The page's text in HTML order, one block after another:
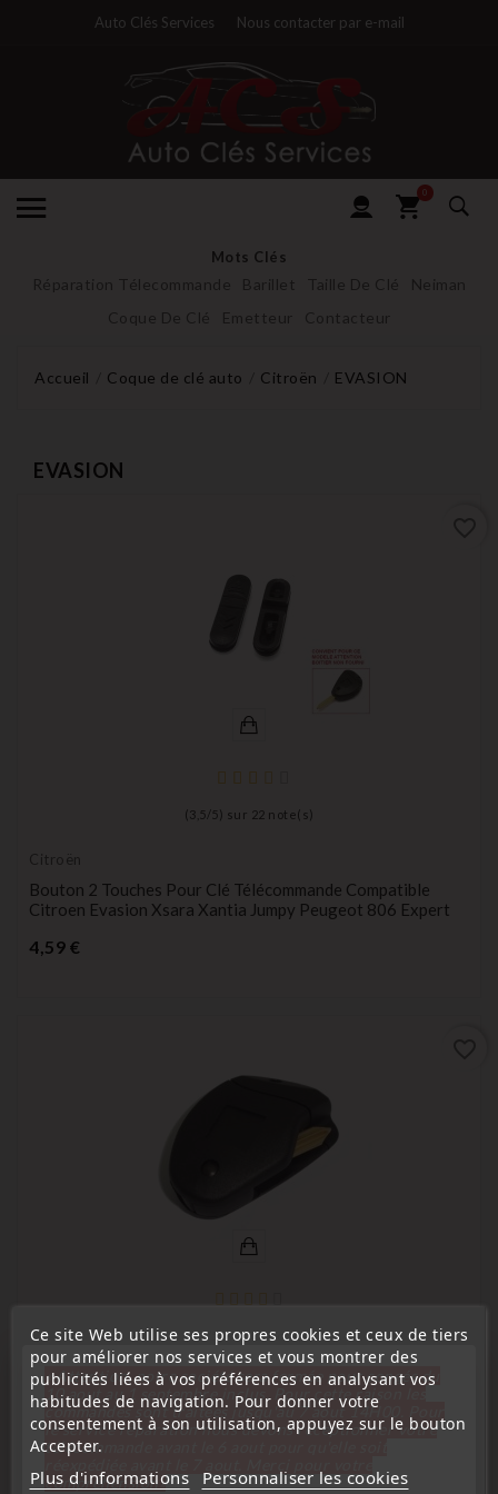
Auto Clés Services Nous contacter par e-mail
0
Mots Clés
Réparation Télecommande Barillet Taille De Clé
Neiman
Coque De Clé
Emetteur Contacteur
Accueil Coque de clé auto Citroën EVASION
EVASION
( 3,5 / 5) sur 22 note(s)
Citroën
Bouton 2 Touches Pour Clé Télécommande Compatible
Citroen Evasion Xsara Xantia Jumpy Peugeot 806 Expert
4,59 €
(4,1/ 5) sur 13note(s)
Citroën
Télécommande Coque De Clé Plip Compatible Xsara Xantia
Evasion Jumpy 806 Expert
13,99 €
Ce site Web utilise ses propres cookies et ceux de tiers
pour améliorer nos services et vous montrer des
publicités liées à vos préférences en analysant vos
habitudes de navigation. Pour donner votre
consentement à son utilisation, appuyez sur le bouton
Accepter.
Plus d'informations Personnaliser les cookies
« Attention, notre société sera fermée pour congés du
10 aout au 1 septembre inclus. Pour cette raison les
commandes sont traitées jusqu'au 7 aout 14H00. Pour
le service réparation nous devons réceptionner votre
télécommande avant le 6 aout pour qu'elle soit
compréhension»